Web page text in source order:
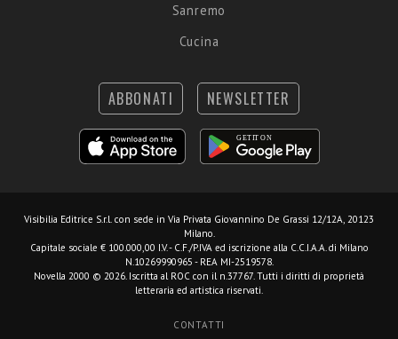
Sanremo
Cucina
ABBONATI NEWSLETTER
Visibilia Editrice S.r.l. con sede in Via Privata Giovannino De Grassi 12/12A, 20123
Milano.
Capitale sociale € 100.000,00 I.V. - C.F./P.IVA ed iscrizione alla C.C.I.A.A. di Milano
N.10269990965 - REA MI-2519578.
Novella 2000 © 2026. Iscritta al ROC con il n.37767. Tutti i diritti di proprietà
letteraria ed artistica riservati.
CONTATTI